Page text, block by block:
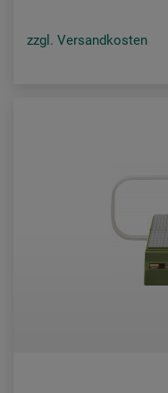
zzgl. Versandkosten